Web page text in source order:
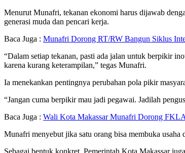
Menurut Munafri, tekanan ekonomi harus dijawab
generasi muda dan pencari kerja.
Baca Juga : Munafri Dorong RT/RW Bangun Siklus
“Dalam setiap tekanan, pasti ada jalan untuk berpikir
karena kurang keterampilan,” tegas Munafri.
Ia menekankan pentingnya perubahan pola pikir
“Jangan cuma berpikir mau jadi pegawai. Jadilah
Baca Juga : Wali Kota Makassar Munafri Dorong
Munafri menyebut jika satu orang bisa membuka usaha
Sebagai bentuk konkret, Pemerintah Kota Makassar